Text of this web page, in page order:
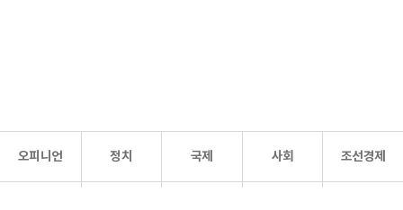
오피니언 정치 국제 사회 조선경제